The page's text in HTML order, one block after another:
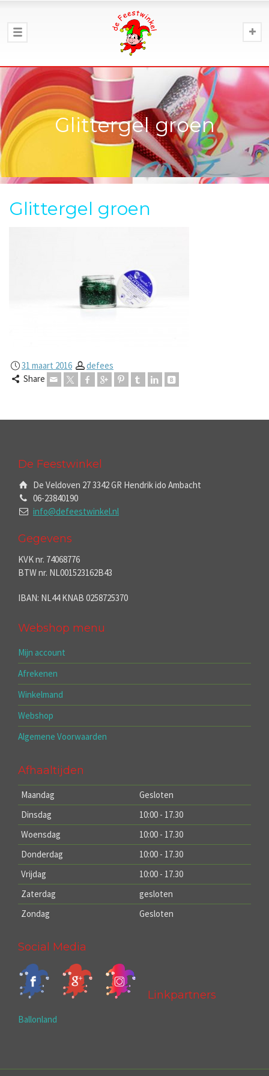
Glittergel groen
Glittergel groen
31 maart 2016
defees
Share
De Feestwinkel
De Veldoven 27 3342 GR Hendrik ido Ambacht
06-23840190
info@defeestwinkel.nl
Gegevens
KVK nr. 74068776
BTW nr. NL001523162B43
IBAN: NL44 KNAB 0258725370
Webshop menu
Mijn account
Afrekenen
Winkelmand
Webshop
Algemene Voorwaarden
Afhaaltijden
Maandag
Gesloten
Dinsdag
10:00 - 17.30
Woensdag
10:00 - 17.30
Donderdag
10:00 - 17.30
Vrijdag
10:00 - 17.30
Zaterdag
gesloten
Zondag
Gesloten
Social Media
Linkpartners
Ballonland